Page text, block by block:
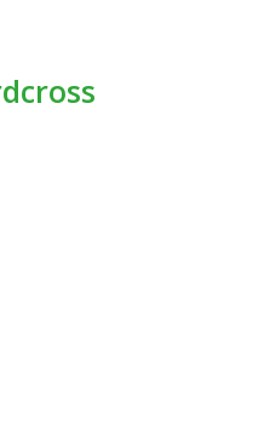
řadí mezi první pětici zemí
Kanady, Švýcarska, Itálií